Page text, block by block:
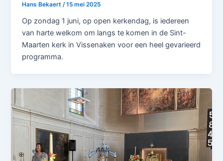
Hans Bekaert/15 mei 2025
Op zondag 1 juni, op open kerkendag, is iedereen
van harte welkom om langs te komen in de Sint-
Maarten kerk in Vissenaken voor een heel gevarieerd
programma.